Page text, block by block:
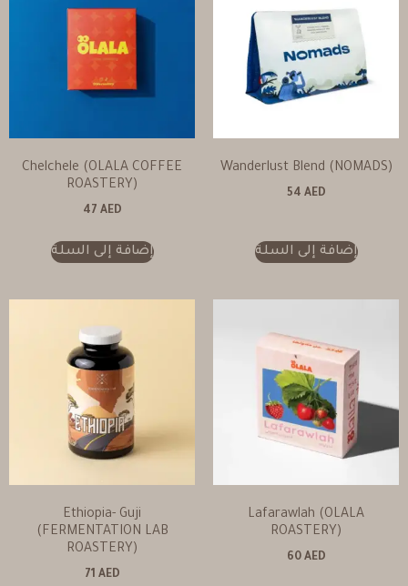
Wanderlust Blend (NOMADS)
54 AED
إضافة إلى السلة
Chelchele (OLALA COFFEE
ROASTERY)
47 AED
إضافة إلى السلة
Lafarawlah (OLALA
ROASTERY)
60 AED
Ethiopia- Guji
(FERMENTATION LAB
ROASTERY)
71 AED